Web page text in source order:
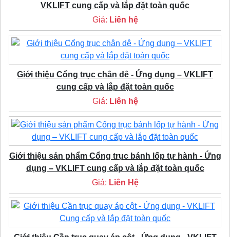
VKLIFT cung cấp và lắp đặt toàn quốc
Giá: Liên hệ
Giới thiệu Cổng trục chân dê - Ứng dụng – VKLIFT
cung cấp và lắp đặt toàn quốc
Giá: Liên hệ
Giới thiệu sản phẩm Cổng trục bánh lốp tự hành - Ứng
dụng – VKLIFT cung cấp và lắp đặt toàn quốc
Giá: Liên Hệ